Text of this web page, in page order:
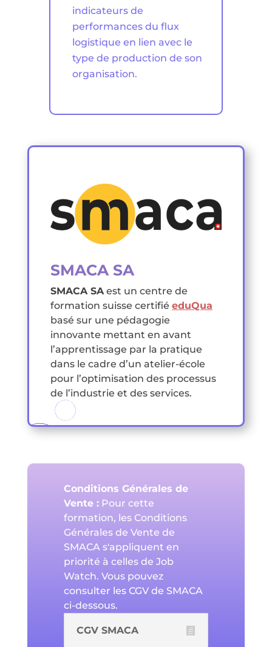
indicateurs de
performances du flux
logistique en lien avec le
type de production de son
organisation.
SMACA SA
SMACA SA est un centre de
formation suisse certifiéeduQua
basé sur une pédagogie
innovante mettant en avant
l’apprentissage par la pratique
dans le cadre d’un atelier-école
pour l’optimisation des processus
de l’industrie et des services.
Conditions Générales de
Vente :Pour cette
formation, les Conditions
Générales de Vente de
SMACA s'appliquent en
priorité à celles de Job
Watch. Vous pouvez
consulter les CGV de SMACA
ci-dessous.
CGV SMACA